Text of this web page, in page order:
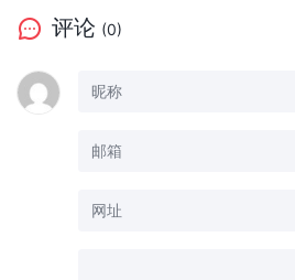
评论 (0)